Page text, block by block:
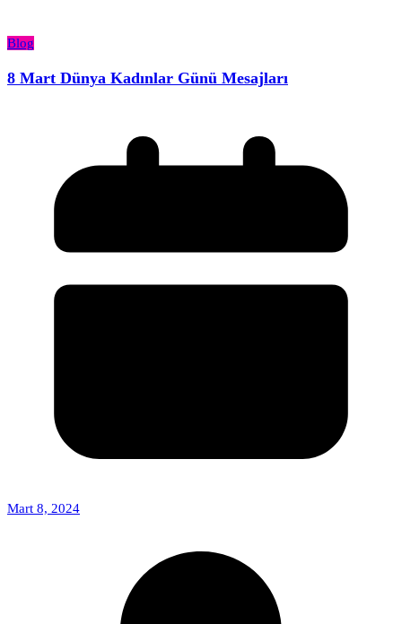
Blog
8 Mart Dünya Kadınlar Günü Mesajları
Mart 8, 2024